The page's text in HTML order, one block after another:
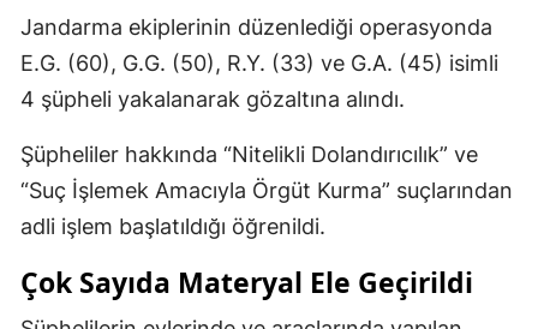
Jandarma ekiplerinin düzenlediği operasyonda
E.G. (60), G.G. (50), R.Y. (33) ve G.A. (45) isimli
4 şüpheli yakalanarak gözaltına alındı.
Şüpheliler hakkında “Nitelikli Dolandırıcılık” ve
“Suç İşlemek Amacıyla Örgüt Kurma” suçlarından
adli işlem başlatıldığı öğrenildi.
Çok Sayıda Materyal Ele Geçirildi